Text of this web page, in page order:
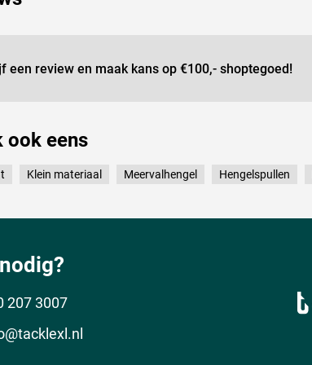
een review en maak kans op €100,- shoptegoed!
ook eens
Klein materiaal Meervalhengel Hengelspullen
207 3007